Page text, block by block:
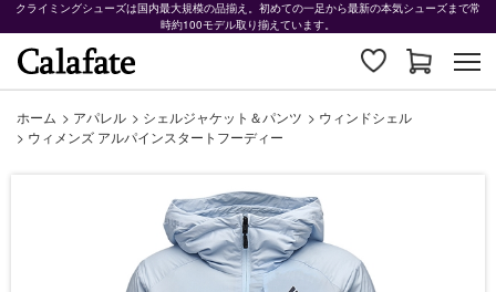
クライミングシューズは国内最大規模の品揃え。初めての一足から最新の本気シューズまで常
時約100モデル取り揃えています。
ホーム > アパレル > シェルジャケット＆パンツ > ウィンドシェル
> ウィメンズ アルパインスタートフーディー